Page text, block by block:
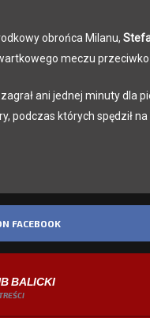
obrońca Milanu,
meczu przeciwko
ani jednej minuty dla
podczas których spędził
FACEBOOK
BALICKI